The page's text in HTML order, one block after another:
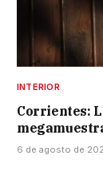
INTERIOR
Corrientes:
6 de agosto de